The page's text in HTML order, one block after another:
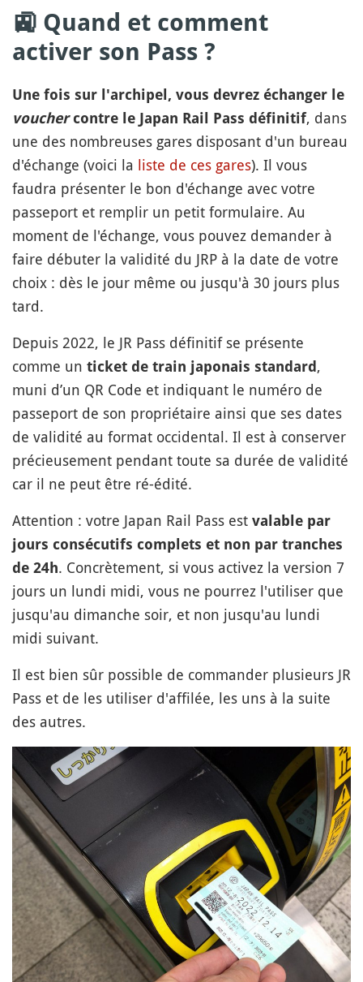
🚉 Quand et comment
activer son Pass ?
Une fois sur l'archipel, vous devrez échanger le
vouchercontre le Japan Rail Pass définitif, dans
une des nombreuses gares disposant d'un bureau
d'échange (voici la liste de ces gares). Il vous
faudra présenter le bon d'échange avec votre
passeport et remplir un petit formulaire. Au
moment de l'échange, vous pouvez demander à
faire débuter la validité du JRP à la date de votre
choix : dès le jour même ou jusqu'à 30 jours plus
tard.
Depuis 2022, le JR Pass définitif se présente
comme un ticket de train japonais standard,
muni d’un QR Code et indiquant le numéro de
passeport de son propriétaire ainsi que ses dates
de validité au format occidental. Il est à conserver
précieusement pendant toute sa durée de validité
car il ne peut être ré-édité.
Attention : votre Japan Rail Pass est valable par
jours consécutifs complets et non par tranches
de 24h. Concrètement, si vous activez la version 7
jours un lundi midi, vous ne pourrez l'utiliser que
jusqu'au dimanche soir, et non jusqu'au lundi
midi suivant.
Il est bien sûr possible de commander plusieurs JR
Pass et de les utiliser d'affilée, les uns à la suite
des autres.